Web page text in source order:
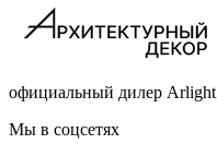
официальный дилер Arlight
Мы в соцсетях